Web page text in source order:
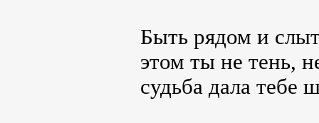
Быть рядом и
этом ты не тень,
судьба дала тебе